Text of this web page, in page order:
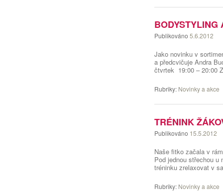
Publikováno5.6.2012
Jako novinku v
a předcvičuje Andra
čtvrtek 19:00 – 20:00
Rubriky: Novinky a akce
TRÉNINK
Publikováno 15.5.2012
Naše fitko začala v
Pod jednou střechou
tréninku zrelaxovat v
Rubriky: Novinky a akce